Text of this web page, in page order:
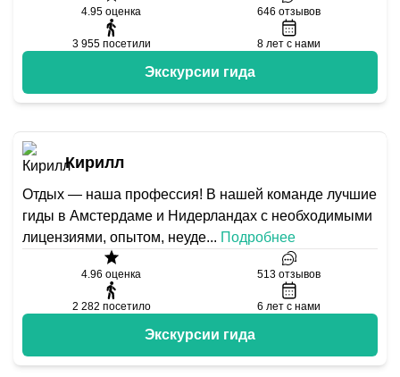
4.95 оценка 646 отзывов
3 955 посетили 8 лет с нами
Экскурсии гида
Кирилл
Отдых — наша профессия! В нашей команде лучшие
гиды в Амстердаме и Нидерландах с необходимыми
лицензиями, опытом, неуде... Подробнее
4.96 оценка 513 отзывов
2 282 посетило 6 лет с нами
Экскурсии гида